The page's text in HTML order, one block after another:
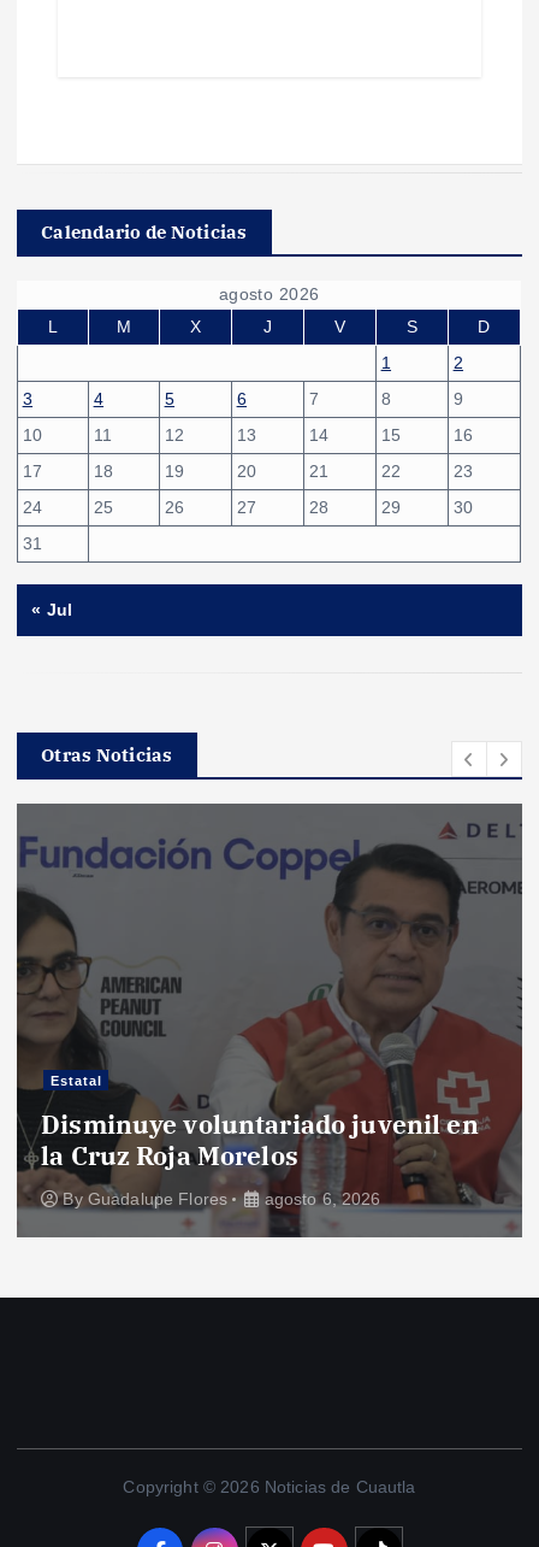
Calendario de Noticias
agosto 2026
L
M X J V S
D
1
2
3
4 5 6 7 8
9
10
11 12 13 14 15
16
17
18 19 20 21 22
23
24
25 26 27 28 29
30
31
« Jul
Otras Noticias
Estatal
Disminuye voluntariado juvenil en
la Cruz Roja Morelos
By Guadalupe Flores agosto 6, 2026
Copyright © 2026 Noticias de Cuautla